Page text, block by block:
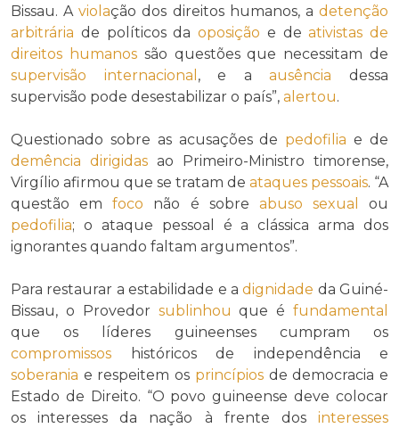
Bissau. Aviolação dos direitos humanos, adetenção
arbitrária de políticos da oposição e deativistas de
direitos humanossão questões que necessitam de
supervisão internacional , e aausência dessa
supervisão pode desestabilizar o país”, alertou.
Questionado sobre as acusações de pedofilia e de
demência dirigidas ao Primeiro-Ministro timorense,
Virgílio afirmou que se tratam de ataques pessoais. “A
questão emfoco não é sobre abuso sexual
ou
pedofilia; o ataque pessoal é a clássica arma dos
ignorantes quando faltam argumentos”.
Para restaurar a estabilidade e adignidade da Guiné-
Bissau, o Provedor sublinhou que é fundamental
que os líderes guineenses cumpram os
compromissos históricos de independência e
soberania e respeitem os princípiosde democracia e
Estado de Direito. “O povo guineense deve colocar
os interesses da nação à frente dos interesses